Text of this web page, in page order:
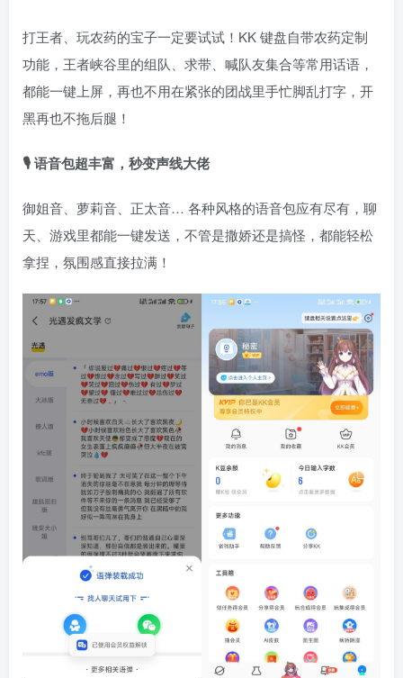
打王者、玩农药的宝子一定要试试！KK 键盘自带农药定制
功能，王者峡谷里的组队、求带、喊队友集合等常用话语，
都能一键上屏，再也不用在紧张的团战里手忙脚乱打字，开
黑再也不拖后腿！
🎙️ 语音包超丰富，秒变声线大佬
御姐音、萝莉音、正太音… 各种风格的语音包应有尽有，聊
天、游戏里都能一键发送，不管是撒娇还是搞怪，都能轻松
拿捏，氛围感直接拉满！